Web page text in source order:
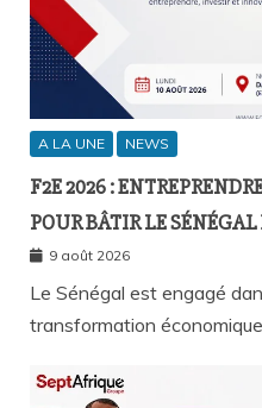
A LA UNE NEWS
F2E 2026 :
POUR BÂTIR LE
9 août 2026
Le Sénégal est engagé
transformation